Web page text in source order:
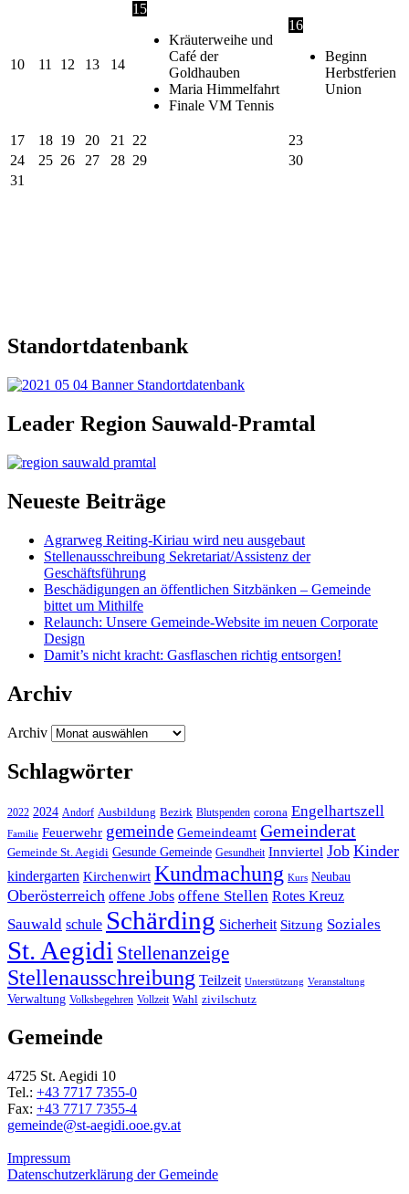
10 11 12 13 14
15
Kräuterweihe und
Café der
Goldhauben
Maria Himmelfahrt
Finale VM Tennis
16
Beginn
Herbstferien
Union
17 18 19 20 21 22
23
24
25 26 27 28 29
30
31
Standortdatenbank
Leader Region Sauwald-Pramtal
Neueste Beiträge
Agrarweg Reiting-Kiriau wird neu ausgebaut
Stellenausschreibung Sekretariat/Assistenz der
Geschäftsführung
Beschädigungen an öffentlichen Sitzbänken – Gemeinde
bittet um Mithilfe
Relaunch: Unsere Gemeinde-Website im neuen Corporate
Design
Damit’s nicht kracht: Gasflaschen richtig entsorgen!
Archiv
Archiv
Schlagwörter
2022 2024 Andorf Ausbildung Bezirk Blutspenden corona Engelhartszell
Familie Feuerwehr gemeinde Gemeindeamt Gemeinderat
Gemeinde St. Aegidi Gesunde Gemeinde Gesundheit Innviertel Job Kinder
kindergarten Kirchenwirt Kundmachung Kurs Neubau
Oberösterreich offene Jobs offene Stellen Rotes Kreuz
Sauwald schule Schärding Sicherheit Sitzung Soziales
St. Aegidi Stellenanzeige
Stellenausschreibung Teilzeit Unterstützung Veranstaltung
Verwaltung Volksbegehren Vollzeit Wahl zivilschutz
Gemeinde
4725 St. Aegidi 10
Tel.: +43 7717 7355-0
Fax: +43 7717 7355-4
gemeinde@st-aegidi.ooe.gv.at
Impressum
Datenschutzerklärung der Gemeinde